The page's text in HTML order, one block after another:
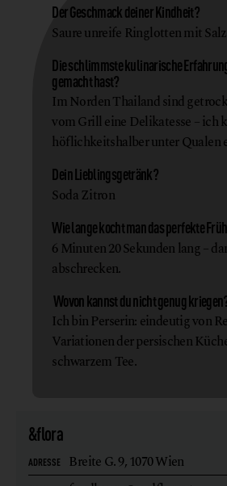
Der Geschmack deiner Kindheit?
Saure unreife Ringlotten mit Salz
Die schlimmste kulinarische
gemacht hast?
Im Norden Thailand sind
vom Grill eine Delikatesse – ich
höflichkeitshalber unter Qualen
Dein Lieblingsgetränk?
Soda Zitron
Wie lange kocht man das perfekte
6 Minuten 20 Sekunden lang –
abschrecken.
Wovon kannst du nicht genug
Ich bin Perserin: eindeutig von
Variationen der persischen
schwarzem Tee.
&flora
ADRESSE Breite G. 9,1070 Wien